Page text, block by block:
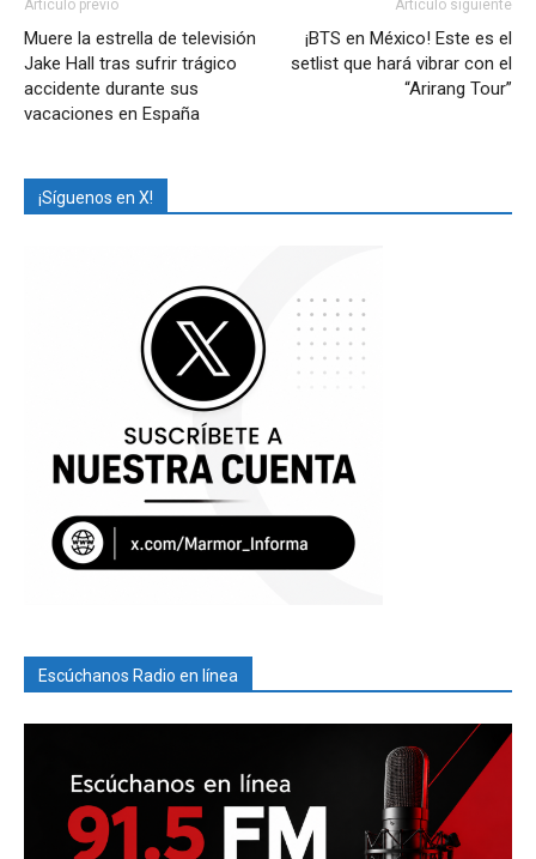
Artículo previo
Muere la estrella de televisión
Jake Hall tras sufrir trágico
accidente durante sus
vacaciones en España
Artículo siguiente
¡BTS en México! Este es el
setlist que hará vibrar con el
“Arirang Tour”
¡Síguenos en X!
Escúchanos Radio en línea